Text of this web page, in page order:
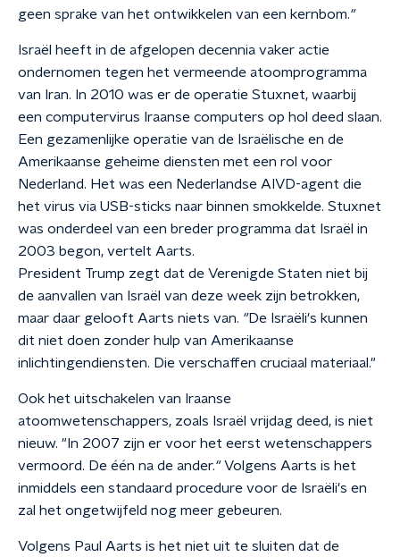
geen sprake van het ontwikkelen van een kernbom."
Israël heeft in de afgelopen decennia vaker actie
ondernomen tegen het vermeende atoomprogramma
van Iran. In 2010 was er de operatie Stuxnet, waarbij
een computervirus Iraanse computers op hol deed slaan.
Een gezamenlijke operatie van de Israëlische en de
Amerikaanse geheime diensten met een rol voor
Nederland. Het was een Nederlandse AIVD-agent die
het virus via USB-sticks naar binnen smokkelde. Stuxnet
was onderdeel van een breder programma dat Israël in
2003 begon, vertelt Aarts.
President Trump zegt dat de Verenigde Staten niet bij
de aanvallen van Israël van deze week zijn betrokken,
maar daar gelooft Aarts niets van. "De Israëli's kunnen
dit niet doen zonder hulp van Amerikaanse
inlichtingendiensten. Die verschaffen cruciaal materiaal."
Ook het uitschakelen van Iraanse
atoomwetenschappers, zoals Israël vrijdag deed, is niet
nieuw. "In 2007 zijn er voor het eerst wetenschappers
vermoord. De één na de ander."Volgens Aarts is het
inmiddels een standaard procedure voor de Israëli's en
zal het ongetwijfeld nog meer gebeuren.
Volgens Paul Aarts is het niet uit te sluiten dat de